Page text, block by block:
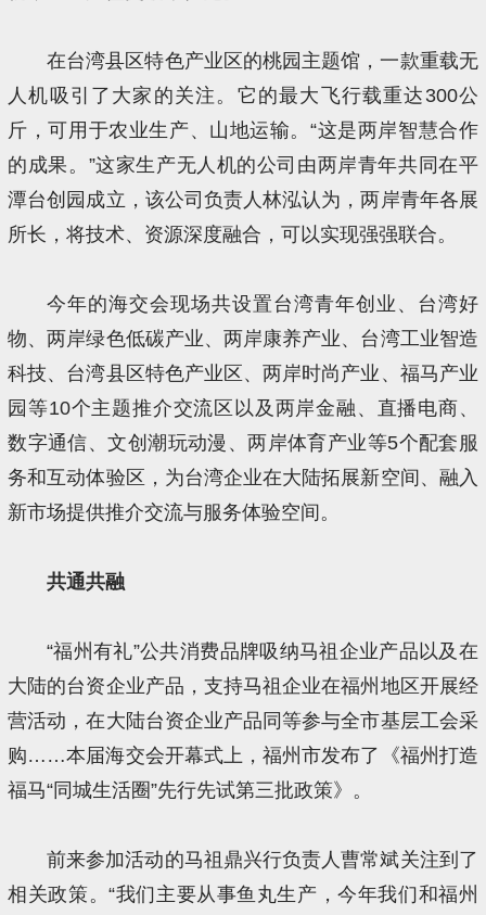
在台湾县区特色产业区的桃园主题馆，一款重载无
人机吸引了大家的关注。它的最大飞行载重达300公
斤，可用于农业生产、山地运输。“这是两岸智慧合作
的成果。”这家生产无人机的公司由两岸青年共同在平
潭台创园成立，该公司负责人林泓认为，两岸青年各展
所长，将技术、资源深度融合，可以实现强强联合。
今年的海交会现场共设置台湾青年创业、台湾好
物、两岸绿色低碳产业、两岸康养产业、台湾工业智造
科技、台湾县区特色产业区、两岸时尚产业、福马产业
园等10个主题推介交流区以及两岸金融、直播电商、
数字通信、文创潮玩动漫、两岸体育产业等5个配套服
务和互动体验区，为台湾企业在大陆拓展新空间、融入
新市场提供推介交流与服务体验空间。
共通共融
“福州有礼”公共消费品牌吸纳马祖企业产品以及在
大陆的台资企业产品，支持马祖企业在福州地区开展经
营活动，在大陆台资企业产品同等参与全市基层工会采
购……本届海交会开幕式上，福州市发布了《福州打造
福马“同城生活圈”先行先试第三批政策》。
前来参加活动的马祖鼎兴行负责人曹常斌关注到了
相关政策。“我们主要从事鱼丸生产，今年我们和福州